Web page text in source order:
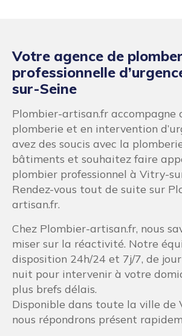
Votre agence de
professionnelle
sur-Seine
Plombier-artisan.fr accompagne
plomberie et en intervention
avez des soucis avec la
bâtiments et souhaitez faire
plombier professionnel à Vitry-
Rendez-vous tout de suite sur
artisan.fr.
Chez Plombier-artisan.fr, nous
miser sur la réactivité. Notre
disposition 24h/24 et 7j/7, de
nuit pour intervenir à votre
plus brefs délais.
Disponible dans toute la ville de
nous répondrons présent